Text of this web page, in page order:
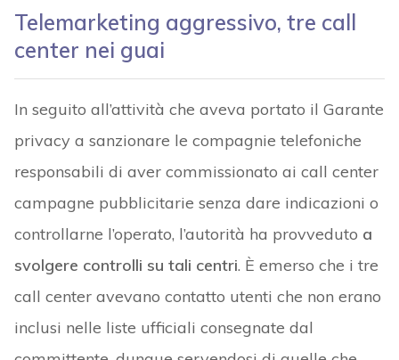
Telemarketing aggressivo, tre call
center nei guai
In seguito all’attività che aveva portato il Garante
privacy a sanzionare le compagnie telefoniche
responsabili di aver commissionato ai call center
campagne pubblicitarie senza dare indicazioni o
controllarne l’operato, l’autorità ha provveduto a
svolgere controlli su tali centri. È emerso che i tre
call center avevano contatto utenti che non erano
inclusi nelle liste ufficiali consegnate dal